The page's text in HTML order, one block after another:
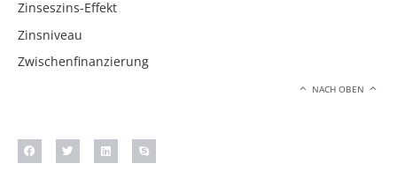
Zinseszins-Effekt
Zinsniveau
Zwischenfinanzierung
NACH OBEN